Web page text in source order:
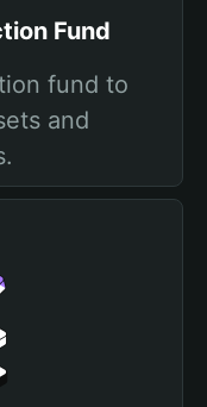
Fund
fund to
and